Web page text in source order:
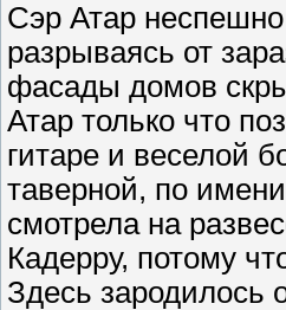
Сэр Атар неспешно
разрываясь от
фасады домов
Атар только что
гитаре и веселой
таверной, по
смотрела на
Кадерру, потому
Здесь зародилось